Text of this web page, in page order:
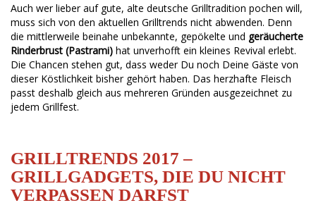
Auch wer lieber auf gute, alte deutsche Grilltradition pochen will,
muss sich von den aktuellen Grilltrends nicht abwenden. Denn
die mittlerweile beinahe unbekannte, gepökelte und geräucherte
Rinderbrust (Pastrami) hat unverhofft ein kleines Revival erlebt.
Die Chancen stehen gut, dass weder Du noch Deine Gäste von
dieser Köstlichkeit bisher gehört haben. Das herzhafte Fleisch
passt deshalb gleich aus mehreren Gründen ausgezeichnet zu
jedem Grillfest.
GRILLTRENDS 2017 –
GRILLGADGETS, DIE DU NICHT
VERPASSEN DARFST